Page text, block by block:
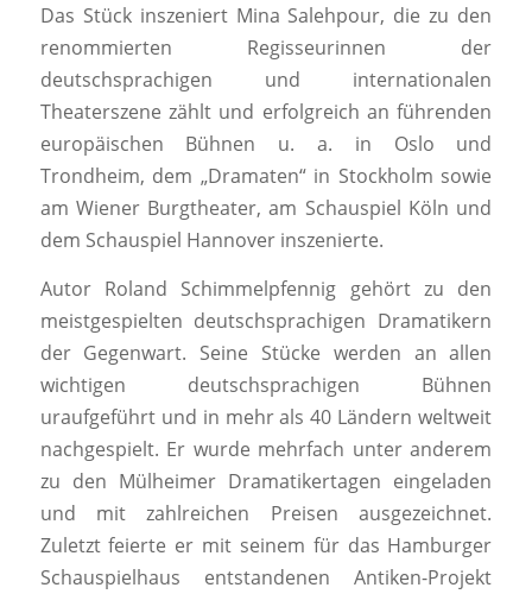
Das Stück inszeniert Mina Salehpour, die zu den
renommierten Regisseurinnen der
deutschsprachigen und internationalen
Theaterszene zählt und erfolgreich an führenden
europäischen Bühnen u. a. in Oslo und
Trondheim, dem „Dramaten“ in Stockholm sowie
am Wiener Burgtheater, am Schauspiel Köln und
dem Schauspiel Hannover inszenierte.
Autor Roland Schimmelpfennig gehört zu den
meistgespielten deutschsprachigen Dramatikern
der Gegenwart. Seine Stücke werden an allen
wichtigen deutschsprachigen Bühnen
uraufgeführt und in mehr als 40 Ländern weltweit
nachgespielt. Er wurde mehrfach unter anderem
zu den Mülheimer Dramatikertagen eingeladen
und mit zahlreichen Preisen ausgezeichnet.
Zuletzt feierte er mit seinem für das Hamburger
Schauspielhaus entstandenen Antiken-Projekt